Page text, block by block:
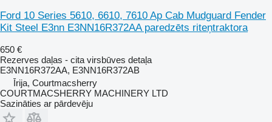
Ford 10 Series 5610, 6610, 7610 Ap Cab Mudguard Fender
Kit Steel E3nn E3NN16R372AA paredzēts riteņtraktora
650 €
Rezerves daļas - cita virsbūves detaļa
E3NN16R372AA, E3NN16R372AB
Īrija, Courtmacsherry
COURTMACSHERRY MACHINERY LTD
Sazināties ar pārdevēju